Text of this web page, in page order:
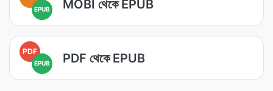
EPUB
MOBI থেকে EPUB
PDF
EPUB PDF থেকে EPUB